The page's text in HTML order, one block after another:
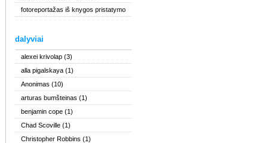
fotoreportažas iš knygos pristatymo
dalyviai
alexei krivolap (3)
alla pigalskaya (1)
Anonimas (10)
arturas bumšteinas (1)
benjamin cope (1)
Chad Scoville (1)
Christopher Robbins (1)